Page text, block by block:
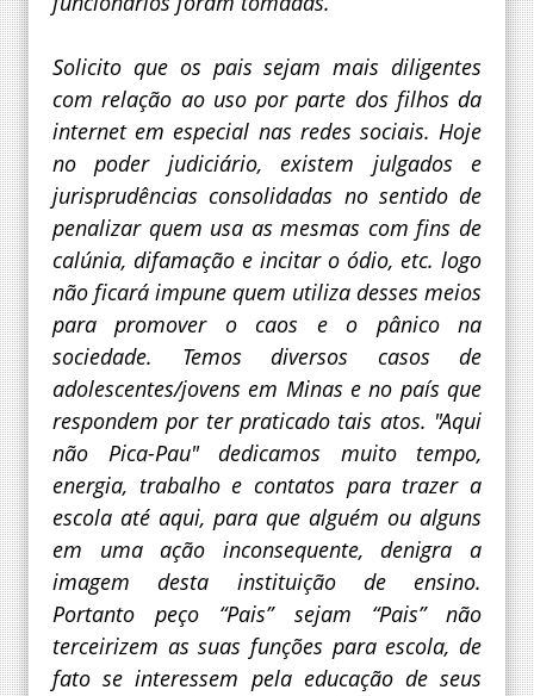
Solicito que os pais sejam mais diligentes
com relação ao uso por parte dos filhos da
internet em especial nas redes sociais. Hoje
no poder judiciário, existem julgados e
jurisprudências consolidadas no sentido de
penalizar quem usa as mesmas com fins de
calúnia, difamação e incitar o ódio, etc. logo
não ficará impune quem utiliza desses meios
para promover o caos e o pânico na
sociedade. Temos diversos casos de
adolescentes/jovens em Minas e no país que
respondem por ter praticado tais atos. "Aqui
não Pica-Pau" dedicamos muito tempo,
energia, trabalho e contatos para trazer a
escola até aqui, para que alguém ou alguns
em uma ação inconsequente, denigra a
imagem desta instituição de ensino.
Portanto peço “Pais” sejam “Pais” não
terceirizem as suas funções para escola, de
fato se interessem pela educação de seus